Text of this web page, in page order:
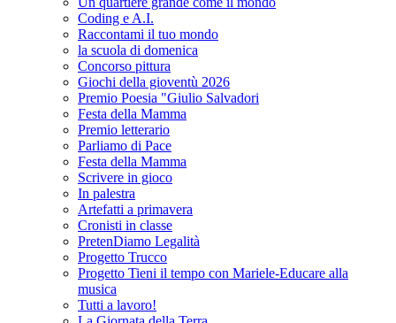
Coding e A.I.
Raccontami il tuo mondo
la scuola di domenica
Concorso pittura
Giochi della gioventù 2026
Premio Poesia "Giulio Salvadori
Festa della Mamma
Premio letterario
Parliamo di Pace
Festa della Mamma
Scrivere in gioco
In palestra
Artefatti a primavera
Cronisti in classe
PretenDiamo Legalità
Progetto Trucco
Progetto Tieni il tempo con Mariele-Educare alla
musica
Tutti a lavoro!